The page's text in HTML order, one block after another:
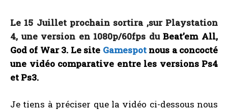
Le 15 Juillet prochain sortira ,sur Playstation
4, une version en 1080p/60fps duBeat’em All,
God of War 3. Le site Gamespotnous a concocté
une vidéo comparative entre les versions Ps4
et Ps3.
Je tiens à préciser que la vidéo ci-dessous nous